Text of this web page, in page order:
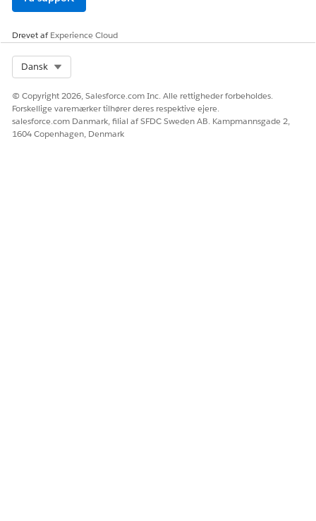
LØSTE DENNE ARTIKEL DIT PROBLEM?
Ja Nej
Drevet afExperience Cloud
Dansk
© Copyright 2026, Salesforce.com Inc. Alle rettigheder forbeholdes.
Forskellige varemærker tilhører deres respektive ejere.
salesforce.com Danmark, filial af SFDC Sweden AB. Kampmannsgade 2,
1604 Copenhagen, Denmark